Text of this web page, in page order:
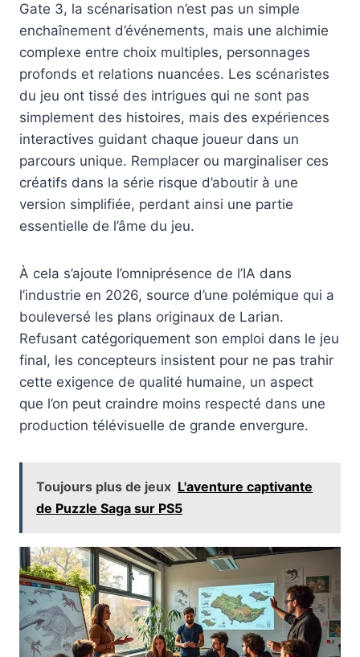
Gate 3, la scénarisation n’est pas un simple
enchaînement d’événements, mais une alchimie
complexe entre choix multiples, personnages
profonds et relations nuancées. Les scénaristes
du jeu ont tissé des intrigues qui ne sont pas
simplement des histoires, mais des expériences
interactives guidant chaque joueur dans un
parcours unique. Remplacer ou marginaliser ces
créatifs dans la série risque d’aboutir à une
version simplifiée, perdant ainsi une partie
essentielle de l’âme du jeu.
À cela s’ajoute l’omniprésence de l’IA dans
l’industrie en 2026, source d’une polémique qui a
bouleversé les plans originaux de Larian.
Refusant catégoriquement son emploi dans le jeu
final, les concepteurs insistent pour ne pas trahir
cette exigence de qualité humaine, un aspect
que l’on peut craindre moins respecté dans une
production télévisuelle de grande envergure.
Toujours plus de jeux L'aventure captivante
de Puzzle Saga sur PS5